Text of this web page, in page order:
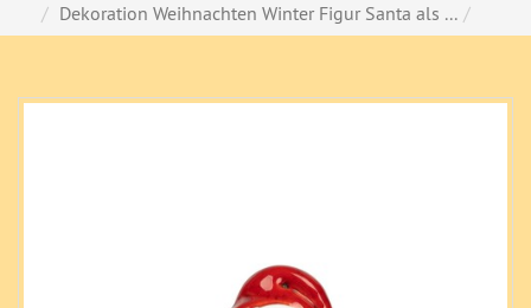
Dekoration Weihnachten Winter Figur Santa als ...